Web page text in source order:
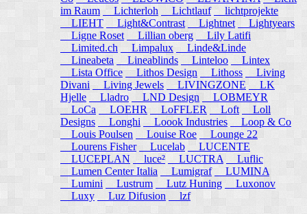
im Raum
Lichterloh Lichtlauf lichtprojekte
LIEHT
Light&Contrast Lightnet
Lightyears
Ligne Roset
Lillian oberg
Lily Latifi
Limited.ch
Limpalux
Linde&Linde
Lineabeta
Lineablinds Linteloo
Lintex
Lista Office Lithos Design Lithoss
Living
Divani
Living Jewels LIVINGZONE
LK
Hjelle
Lladro LND Design
LOBMEYR
LoCa
LOEHR LoFFLER Loft
Loll
Designs
Longhi Loook Industries
Loop & Co
Louis Poulsen
Louise Roe
Lounge 22
Lourens Fisher
Lucelab
LUCENTE
LUCEPLAN
luce² LUCTRA
Luflic
Lumen Center Italia
Lumigraf
LUMINA
Lumini
Lustrum Lutz Huning
Luxonov
Luxy
Luz Difusion lzf